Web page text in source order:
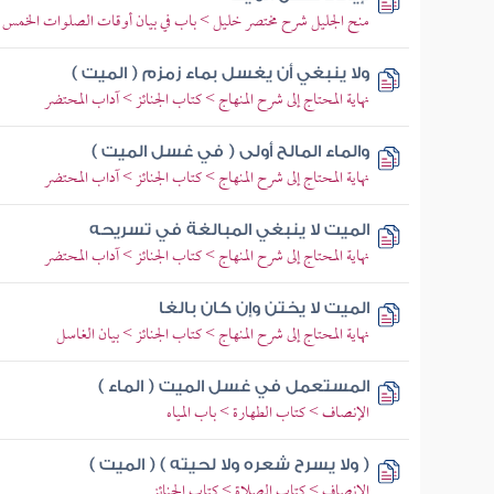
منح الجليل شرح مختصر خليل > باب في بيان أوقات الصلوات الخمس
ولا ينبغي أن يغسل بماء زمزم ( الميت )
نهاية المحتاج إلى شرح المنهاج > كتاب الجنائز > آداب المحتضر
والماء المالح أولى ( في غسل الميت )
نهاية المحتاج إلى شرح المنهاج > كتاب الجنائز > آداب المحتضر
الميت لا ينبغي المبالغة في تسريحه
نهاية المحتاج إلى شرح المنهاج > كتاب الجنائز > آداب المحتضر
الميت لا يختن وإن كان بالغا
نهاية المحتاج إلى شرح المنهاج > كتاب الجنائز > بيان الغاسل
المستعمل في غسل الميت ( الماء )
الإنصاف > كتاب الطهارة > باب المياه
( ولا يسرح شعره ولا لحيته ) ( الميت )